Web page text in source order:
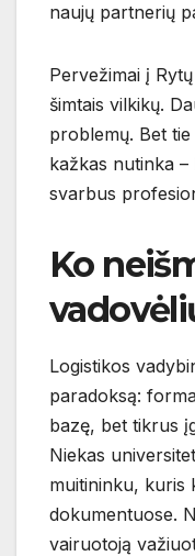
naujų partnerių
Pervežimai į
šimtais vilkikų.
problemų. Bet
kažkas nutinka
svarbus
Ko
Logistikos
paradoksą:
bazę, bet tikrus
Niekas
muitininku, kuris
dokumentuose.
vairuotoją